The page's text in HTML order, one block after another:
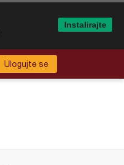
Ulogujte se
Instalirajte